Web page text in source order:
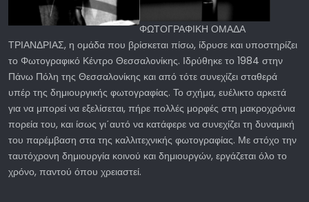
ΦΩΤΟΓΡΑΦΙΚΗ ΟΜΑΔΑ
ΤΡΙΑΝΔΡΙΑΣ, η ομάδα που βρίσκεται πίσω, ίδρυσε και υποστηρίζει
το Φωτογραφικό Κέντρο Θεσσαλονίκης. Ιδρύθηκε το 1984 στην
Πάνω Πόλη της Θεσσαλονίκης και από τότε συνεχίζει σταθερά
υπέρ της δημιουργικής φωτογραφίας. Το σχήμα, ευέλικτο αρκετά
για να μπορεί να εξελίσεται, πήρε πολλές μορφές στη μακροχρόνια
πορεία του, και ίσως γι΄αυτό να κατάφερε να συνεχίζει τη δυναμική
του παρέμβαση στα της καλλιτεχνικής φωτογραφίας. Με στόχο την
ταυτόχρονη δημιουργία κοινού και δημιουργών, εργάζεται όλο το
χρόνο, παντού όπου χρειαστεί.